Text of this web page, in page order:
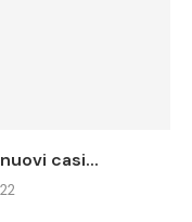
casi...